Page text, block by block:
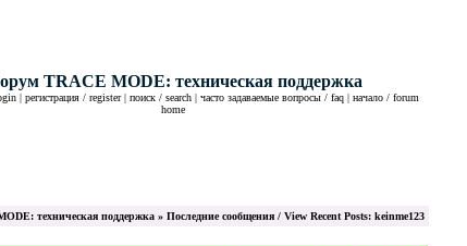
TRACE MODE: техническая поддержка
| регистрация / register | поиск / search| часто задаваемые вопросы / faq| начало / forum
home
техническая поддержка » Последние сообщения / View Recent Posts: keinme123